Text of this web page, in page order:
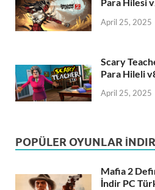
April 25, 2025
Scary
Para Hileli
April 25, 2025
POPÜLER OYUNLAR İNDIR
Mafia 2
İndir PC